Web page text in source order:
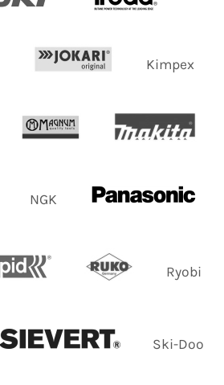
Kimpex
NGK
Ryobi
Ski-Doo